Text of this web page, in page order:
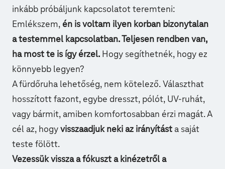
inkább próbáljunk kapcsolatot teremteni:
Emlékszem, én is voltam ilyen korban bizonytalan
a testemmel kapcsolatban. Teljesen rendben van,
ha most te is így érzel. Hogy segíthetnék, hogy ez
könnyebb legyen?
A fürdőruha lehetőség, nem kötelező. Választhat
hosszított fazont, egybe dresszt, pólót, UV-ruhát,
vagy bármit, amiben komfortosabban érzi magát. A
cél az, hogy visszaadjuk neki az irányítást a saját
teste fölött.
Vezessük vissza a fókuszt a kinézetről a